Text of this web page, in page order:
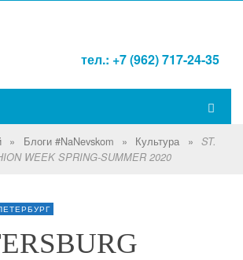
тел.: +7 (962) 717-24-35
» Блоги #NaNevskom » Культура »
ST.
WEEK SPRING-SUMMER 2020